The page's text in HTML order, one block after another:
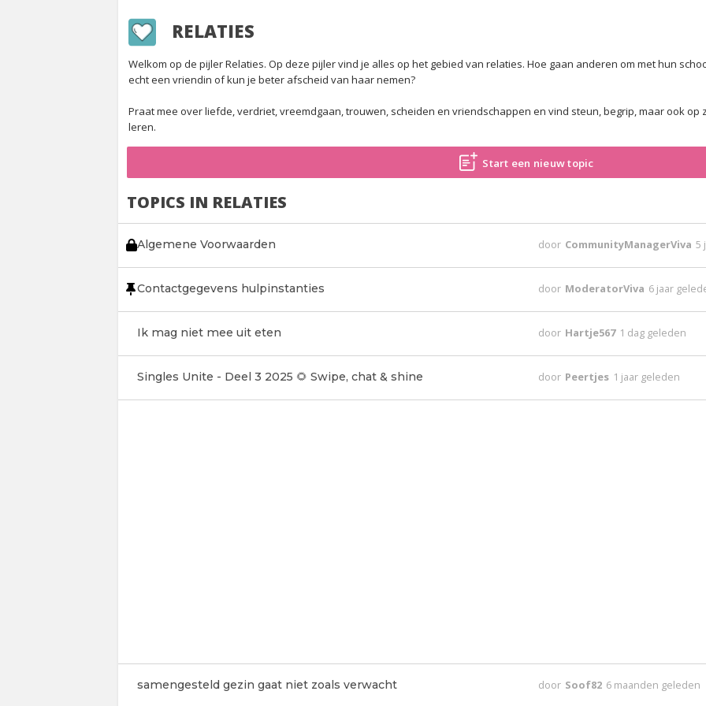
RELATIES
Welkom op de pijler Relaties. Op deze pijler vind je alles op het gebied van relaties. Hoe gaan anderen om met hun
echt een vriendin of kun je beter afscheid van haar nemen?
Praat mee over liefde, verdriet, vreemdgaan, trouwen, scheiden en vriendschappen en vind steun, begrip, maar ook
leren.
Start een nieuw topic
TOPICS IN RELATIES
Algemene Voorwaarden door CommunityManagerViva 5
Contactgegevens hulpinstanties door ModeratorViva 6 jaar
Ik mag niet mee uit eten door Hartje567 1 dag geleden
Singles Unite - Deel 3 2025 🌻 Swipe, chat & shine door Peertjes 1 jaar geleden
samengesteld gezin gaat niet zoals verwacht door Soof82 6 maanden geleden